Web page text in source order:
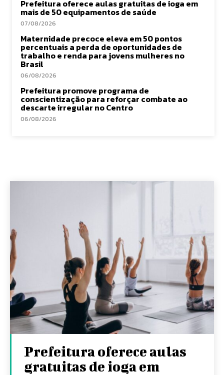
Prefeitura oferece aulas gratuitas de ioga em
mais de 50 equipamentos de saúde
07/08/2026
Maternidade precoce eleva em 50 pontos
percentuais a perda de oportunidades de
trabalho e renda para jovens mulheres no
Brasil
06/08/2026
Prefeitura promove programa de
conscientização para reforçar combate ao
descarte irregular no Centro
06/08/2026
Prefeitura oferece aulas
gratuitas de ioga em